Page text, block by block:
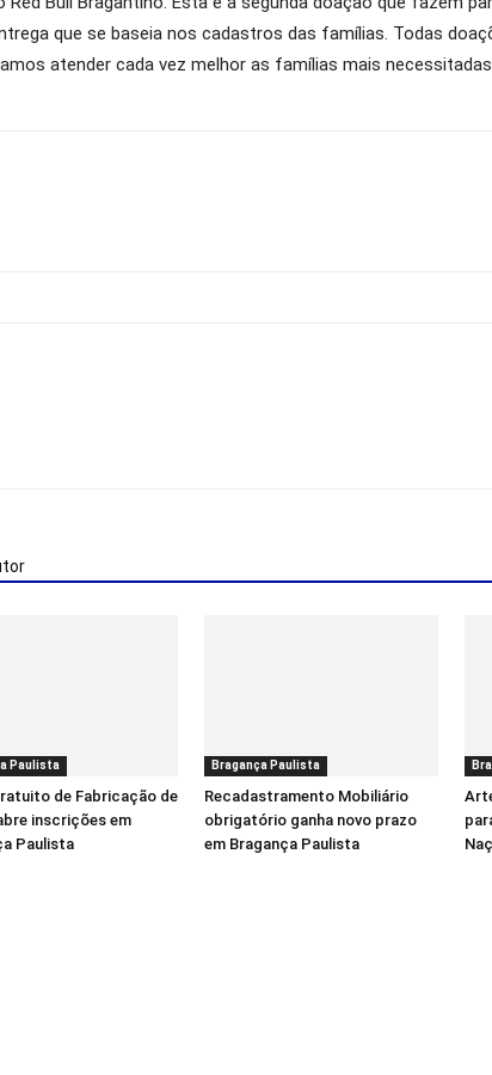
que se baseia nos cadastros das famílias. Todas
atender cada vez melhor as famílias mais
Paulista
de Fabricação de
inscrições em
Paulista
Bragança Paulista
Recadastramento Mobiliário
obrigatório ganha novo prazo
em Bragança Paulista